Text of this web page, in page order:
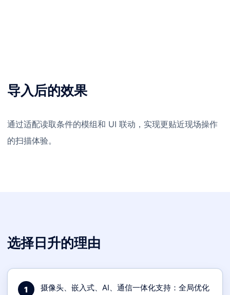
导入后的效果
通过适配读取条件的模组和 UI 联动，实现更贴近现场操作
的扫描体验。
选择日升的理由
1
摄像头、嵌入式、AI、通信一体化支持：全局优化